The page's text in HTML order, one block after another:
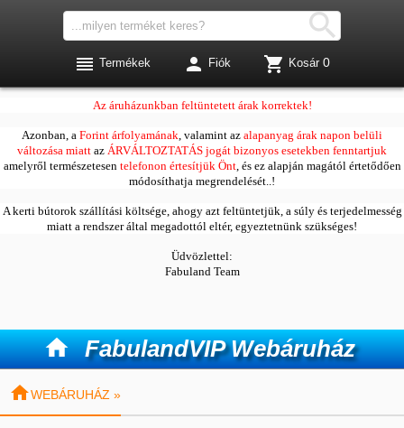
Kedves Vásárlóink!
Az áruházunkban feltüntetett árak korrektek!
Azonban, a Forint árfolyamának, valamint az alapanyag árak napon belüli
változása miatt az ÁRVÁLTOZTATÁS jogát bizonyos esetekben fenntartjuk
amelyről természetesentelefonon értesítjük Önt, és ez alapján magától értetődően
módosíthatja megrendelését..!
A kerti bútorok szállítási költsége, ahogy azt feltüntetjük, a súly és terjedelmesség
miatt a rendszer által megadottól eltér, egyeztetnünk szükséges!
Üdvözlettel:
Fabuland Team
 FabulandVIP Webáruház

 Termékek  Fiók  Kosár 0
WEBÁRUHÁZ »